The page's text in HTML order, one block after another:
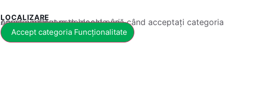
LOCALIZARE
Acest conținut este blocat până când acceptați categoria corespunzătoare de cookie-uri.
Accept categoria Funcționalitate